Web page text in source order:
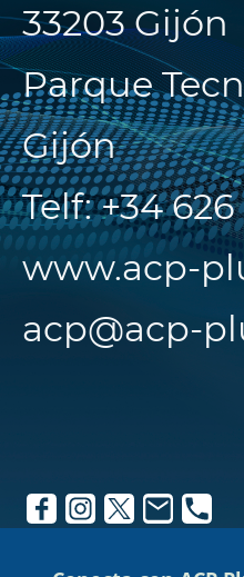
33203 Gijón
Parque
Gijón
Telf: +34
www.acp-
acp@acp-